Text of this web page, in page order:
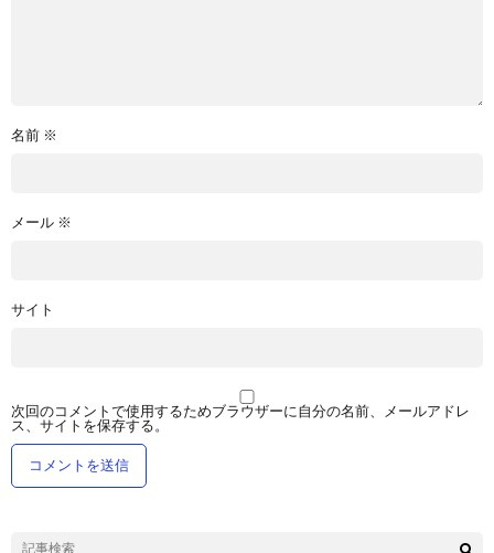
名前 ※
メール ※
サイト
次回のコメントで使用するためブラウザーに自分の名前、メールアドレ
ス、サイトを保存する。